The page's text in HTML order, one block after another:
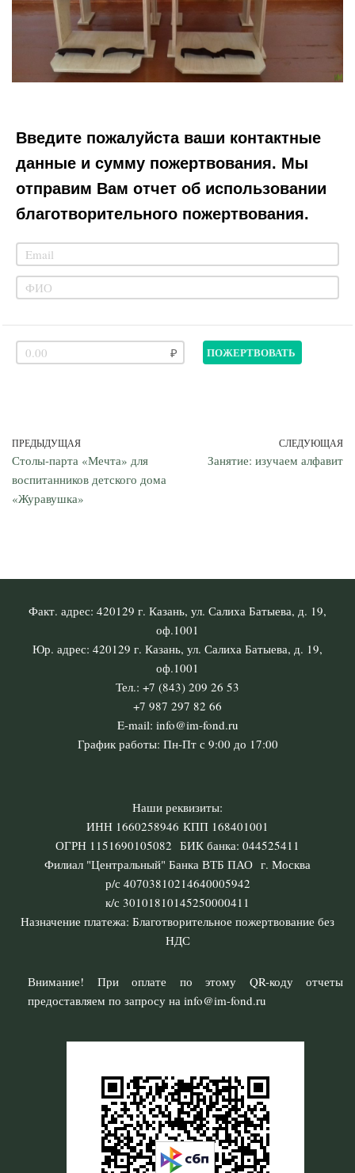
Введите пожалуйста ваши контактные
данные и сумму пожертвования. Мы
отправим Вам отчет об использовании
благотворительного пожертвования.
ПОЖЕРТВОВАТЬ
ПРЕДЫДУЩАЯ
Столы-парта «Мечта» для
воспитанников детского дома
«Журавушка»
СЛЕДУЮЩАЯ
Занятие: изучаем алфавит
Факт. адрес: 420129 г. Казань, ул. Салиха Батыева, д. 19,
оф.1001
Юр. адрес: 420129 г. Казань, ул. Салиха Батыева, д. 19,
оф.1001
Тел.: +7 (843) 209 26 53
+7 987 297 82 66
E-mail: info@im-fond.ru
График работы: Пн-Пт с 9:00 до 17:00
Наши реквизиты:
ИНН 1660258946 КПП 168401001
ОГРН 1151690105082 БИК банка: 044525411
Филиал "Центральный" Банка ВТБ ПАО г. Москва
р/с 40703810214640005942
к/с 30101810145250000411
Назначение платежа: Благотворительное пожертвование без
НДС
Внимание! При оплате по этому QR-коду отчеты
предоставляем по запросу на info@im-fond.ru